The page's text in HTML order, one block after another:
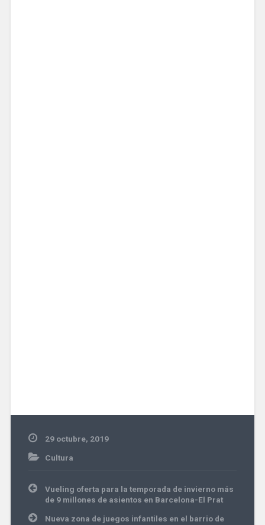
29 octubre, 2019
Cultura
Navegación
de
entradas
Vueling oferta para la temporada de invierno más
de 9 millones de asientos en Barcelona-El Prat
Nueva zona de juegos infantiles en el barrio de